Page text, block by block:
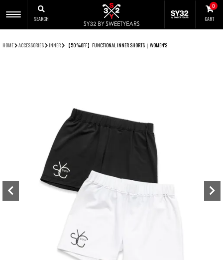
SEARCH
0
CART
CLOSE
HOME ACCESSORIES INNER 【50%OFF】FUNCTIONAL INNER SHORTS｜WOMEN'S